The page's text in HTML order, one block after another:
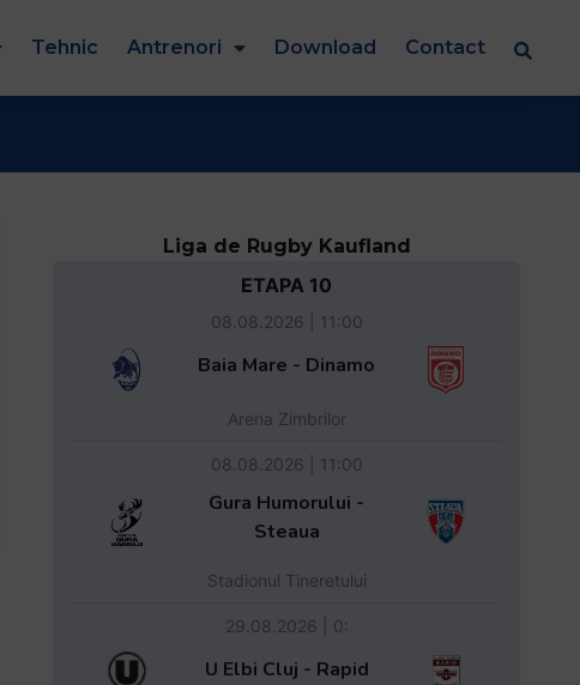
Tehnic Antrenori Download Contact
Liga de Rugby Kaufland
ETAPA 10
08.08.2026 | 11:00
Baia Mare - Dinamo
Arena Zimbrilor
08.08.2026 | 11:00
Gura Humorului -
Steaua
Stadionul Tineretului
29.08.2026 | 0:
U Elbi Cluj - Rapid